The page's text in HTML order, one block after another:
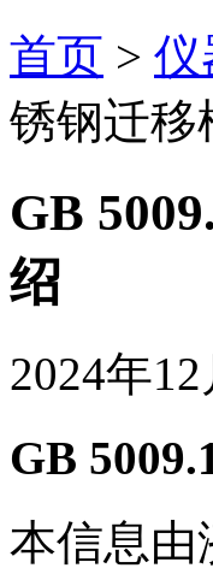
首页 > 仪
锈钢迁移
GB
绍
2024年12
GB
本信息由